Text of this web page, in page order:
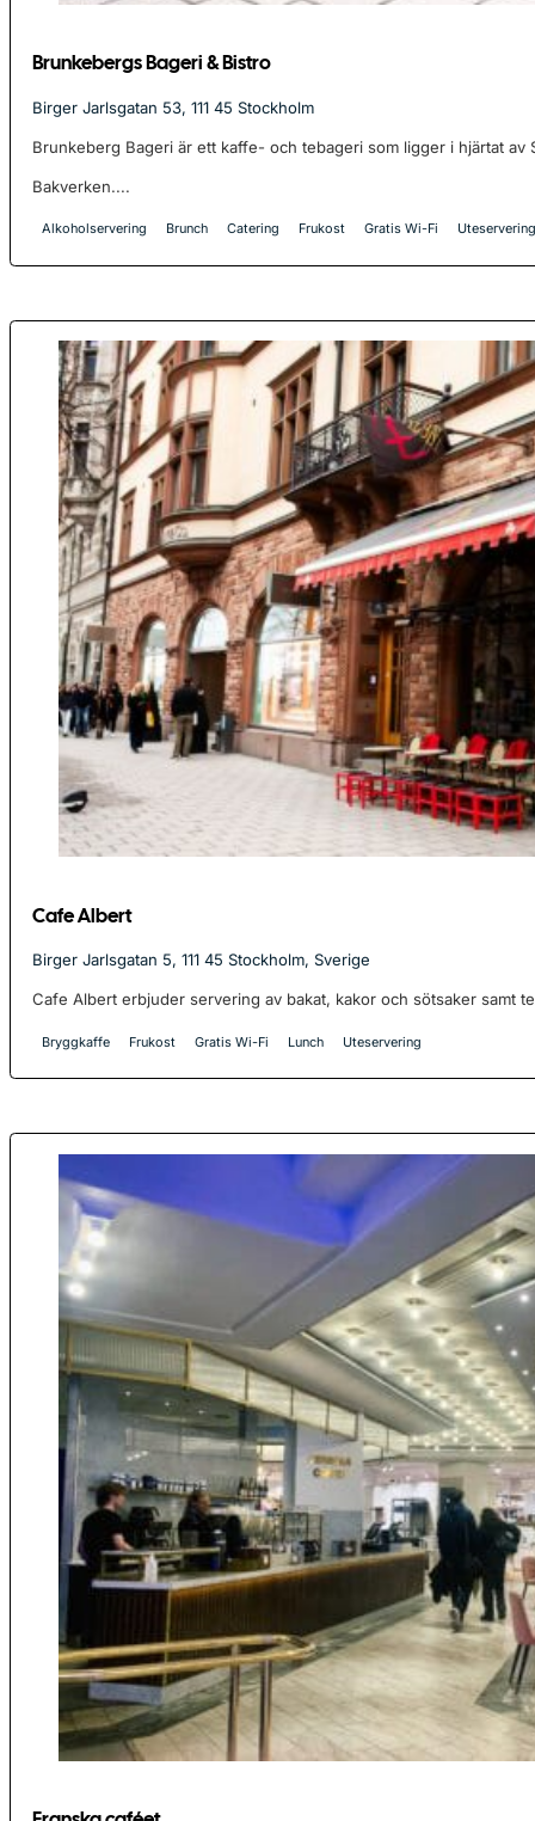
Brunkebergs Bageri & Bistro
Birger Jarlsgatan 53, 111 45 Stockholm
Brunkeberg Bageri är ett kaffe- och tebageri som ligger i hjärtat av
Bakverken....
Alkoholservering Brunch Catering Frukost Gratis Wi-Fi
Cafe Albert
Birger Jarlsgatan 5, 111 45 Stockholm, Sverige
Cafe Albert erbjuder servering av bakat, kakor och sötsaker samt
Bryggkaffe Frukost Gratis Wi-Fi Lunch Uteservering